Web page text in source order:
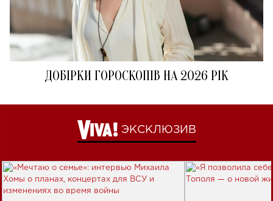
ДОБІРКИ ГОРОСКОПІВ НА 2026 РІК
ЭКСКЛЮЗИВ